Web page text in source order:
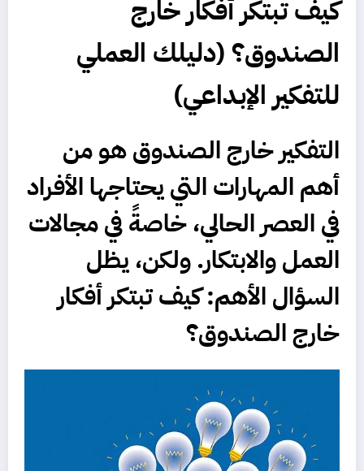
كيف تبتكر أفكار خارج
الصندوق؟ (دليلك العملي
للتفكير الإبداعي)
التفكير خارج الصندوق هو من
أهم المهارات التي يحتاجها الأفراد
في العصر الحالي، خاصةً في مجالات
العمل والابتكار. ولكن، يظل
السؤال الأهم:كيف تبتكر أفكار
خارج الصندوق؟